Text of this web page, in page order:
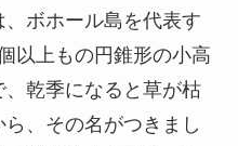
、ボホール島を代表す
以上もの円錐形の小高
乾季になると草が枯
、その名がつきまし